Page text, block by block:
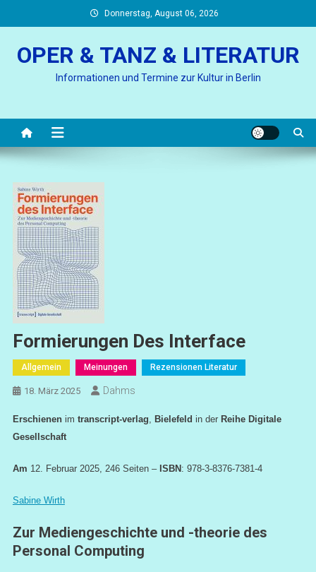
to
Donnerstag, August 06, 2026
OPER & TANZ & LITERATUR
Informationen und Termine zur Kultur in Berlin
Formierungen Des Interface
Allgemein Meinungen Rezensionen Literatur
18. März 2025 Dahms
Erschienenim transcript-verlag, Bielefeld in der Reihe Digitale
Gesellschaft
Am 12. Februar 2025, 246 Seiten –ISBN : 978-3-8376-7381-4
Sabine Wirth
Zur Mediengeschichte und -theorie des
Personal Computing